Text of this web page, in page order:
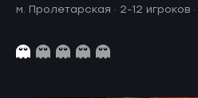
м. Пролетарская · 2-12 игроков